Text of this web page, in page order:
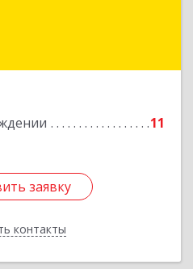
11
заявку
контакты
заявку